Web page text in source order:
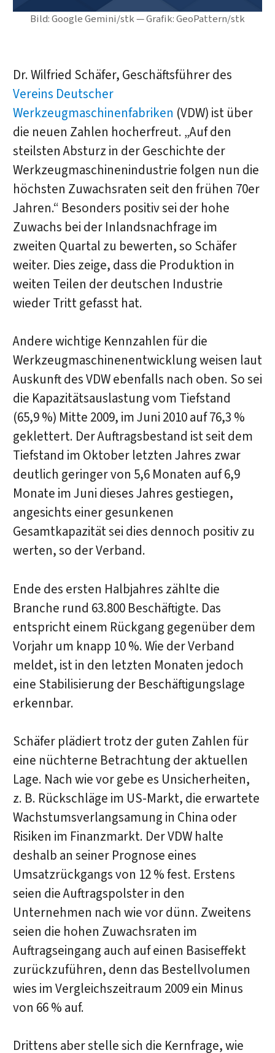
Bild: Google Gemini/stk — Grafik: GeoPattern/stk
Dr. Wilfried Schäfer, Geschäftsführer des
Vereins Deutscher
Werkzeugmaschinenfabriken (VDW) ist über
die neuen Zahlen hocherfreut. „Auf den
steilsten Absturz in der Geschichte der
Werkzeugmaschinenindustrie folgen nun die
höchsten Zuwachsraten seit den frühen 70er
Jahren.“ Besonders positiv sei der hohe
Zuwachs bei der Inlandsnachfrage im
zweiten Quartal zu bewerten, so Schäfer
weiter. Dies zeige, dass die Produktion in
weiten Teilen der deutschen Industrie
wieder Tritt gefasst hat.
Andere wichtige Kennzahlen für die
Werkzeugmaschinenentwicklung weisen laut
Auskunft des VDW ebenfalls nach oben. So sei
die Kapazitätsauslastung vom Tiefstand
(65,9 %) Mitte 2009, im Juni 2010 auf 76,3 %
geklettert. Der Auftragsbestand ist seit dem
Tiefstand im Oktober letzten Jahres zwar
deutlich geringer von 5,6 Monaten auf 6,9
Monate im Juni dieses Jahres gestiegen,
angesichts einer gesunkenen
Gesamtkapazität sei dies dennoch positiv zu
werten, so der Verband.
Ende des ersten Halbjahres zählte die
Branche rund 63.800 Beschäftigte. Das
entspricht einem Rückgang gegenüber dem
Vorjahr um knapp 10 %. Wie der Verband
meldet, ist in den letzten Monaten jedoch
eine Stabilisierung der Beschäftigungslage
erkennbar.
Schäfer plädiert trotz der guten Zahlen für
eine nüchterne Betrachtung der aktuellen
Lage. Nach wie vor gebe es Unsicherheiten,
z. B. Rückschläge im US-Markt, die erwartete
Wachstumsverlangsamung in China oder
Risiken im Finanzmarkt. Der VDW halte
deshalb an seiner Prognose eines
Umsatzrückgangs von 12 % fest. Erstens
seien die Auftragspolster in den
Unternehmen nach wie vor dünn. Zweitens
seien die hohen Zuwachsraten im
Auftragseingang auch auf einen Basiseffekt
zurückzuführen, denn das Bestellvolumen
wies im Vergleichszeitraum 2009 ein Minus
von 66 % auf.
Drittens aber stelle sich die Kernfrage, wie